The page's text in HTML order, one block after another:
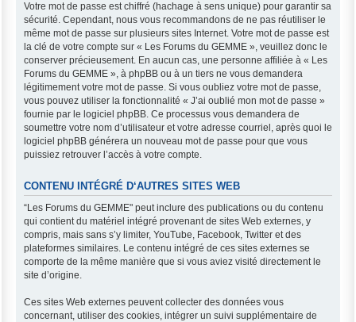
Votre mot de passe est chiffré (hachage à sens unique) pour garantir sa
sécurité. Cependant, nous vous recommandons de ne pas réutiliser le
même mot de passe sur plusieurs sites Internet. Votre mot de passe est
la clé de votre compte sur « Les Forums du GEMME », veuillez donc le
conserver précieusement. En aucun cas, une personne affiliée à « Les
Forums du GEMME », à phpBB ou à un tiers ne vous demandera
légitimement votre mot de passe. Si vous oubliez votre mot de passe,
vous pouvez utiliser la fonctionnalité « J’ai oublié mon mot de passe »
fournie par le logiciel phpBB. Ce processus vous demandera de
soumettre votre nom d’utilisateur et votre adresse courriel, après quoi le
logiciel phpBB générera un nouveau mot de passe pour que vous
puissiez retrouver l’accès à votre compte.
CONTENU INTÉGRÉ D‘AUTRES SITES WEB
“Les Forums du GEMME" peut inclure des publications ou du contenu
qui contient du matériel intégré provenant de sites Web externes, y
compris, mais sans s’y limiter, YouTube, Facebook, Twitter et des
plateformes similaires. Le contenu intégré de ces sites externes se
comporte de la même manière que si vous aviez visité directement le
site d’origine.
Ces sites Web externes peuvent collecter des données vous
concernant, utiliser des cookies, intégrer un suivi supplémentaire de